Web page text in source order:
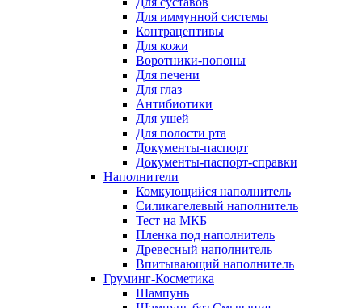
Для иммунной системы
Контрацептивы
Для кожи
Воротники-попоны
Для печени
Для глаз
Антибиотики
Для ушей
Для полости рта
Документы-паспорт
Документы-паспорт-справки
Наполнители
Комкующийся наполнитель
Силикагелевый наполнитель
Тест на МКБ
Пленка под наполнитель
Древесный наполнитель
Впитывающий наполнитель
Груминг-Косметика
Шампунь